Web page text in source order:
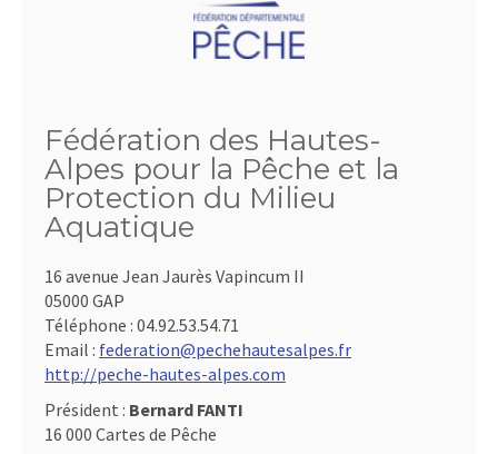
Fédération des Hautes-
Alpes pour la Pêche et la
Protection du Milieu
Aquatique
16 avenue Jean Jaurès Vapincum II
05000 GAP
Téléphone : 04.92.53.54.71
Email : federation@pechehautesalpes.fr
http://peche-hautes-alpes.com
Président : Bernard FANTI
16 000 Cartes de Pêche